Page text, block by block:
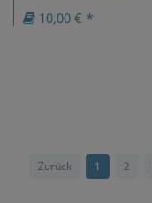
10,00 € *
Zurück 1 2